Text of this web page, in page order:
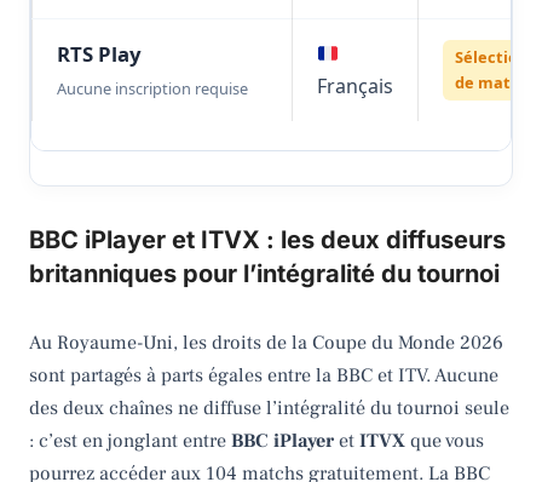
RTS Play
Aucune inscription requise Français
Sélection
de matchs
BBC iPlayer et ITVX : les deux diffuseurs
britanniques pour l’intégralité du tournoi
Au Royaume-Uni, les droits de la Coupe du Monde 2026
sont partagés à parts égales entre la BBC et ITV. Aucune
des deux chaînes ne diffuse l’intégralité du tournoi seule
: c’est en jonglant entre BBC iPlayer et ITVX que vous
pourrez accéder aux 104 matchs gratuitement. La BBC